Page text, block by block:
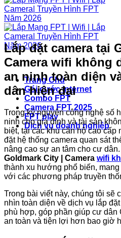
Trang Chủ
Gói cước internet
Combo FPT
Camera FPT 2025
FPT play
Dịch vụ doanh nghiệp
Lắp đặt camera tại
Camera wifi không
an ninh toàn diện
dân hiện đại
Trong kỷ nguyên công nghệ số
ninh cho gia đình và tài sản
biệt, tại các khu căn hộ cao
đặt hệ thống camera quan sát
nâng cao sự an tâm cho cư dân.
Goldmark City | Camera wifi
thành xu hướng phổ biến,
với các phương pháp truyền
Trong bài viết này, chúng tôi sẽ
nhìn toàn diện về dịch vụ lắp
phù hợp, góp phần giúp cư dân
an toàn và tiện lợi hơn bao giờ